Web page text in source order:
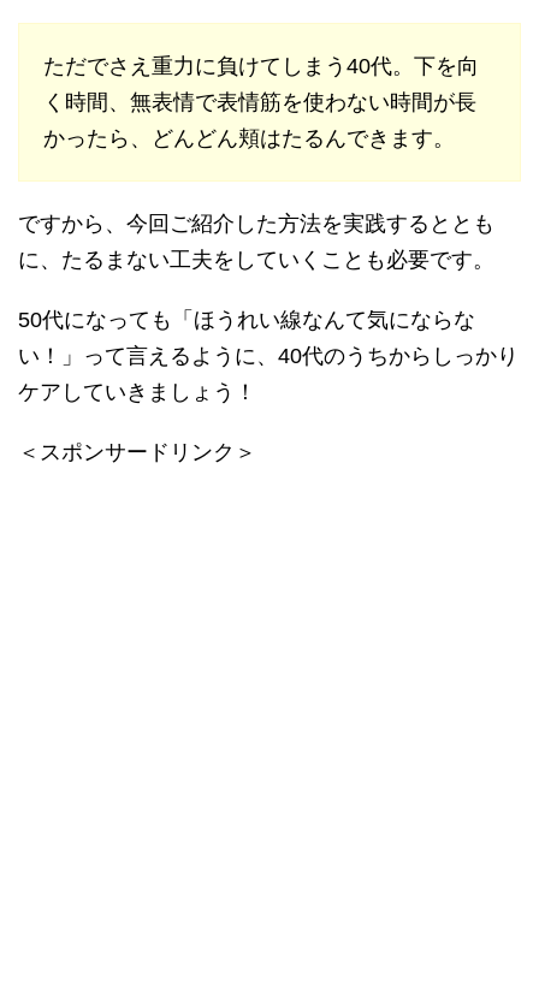
ただでさえ重力に負けてしまう40代。下を向
く時間、無表情で表情筋を使わない時間が長
かったら、どんどん頬はたるんできます。
ですから、今回ご紹介した方法を実践するととも
に、たるまない工夫をしていくことも必要です。
50代になっても「ほうれい線なんて気にならな
い！」って言えるように、40代のうちからしっかり
ケアしていきましょう！
＜スポンサードリンク＞